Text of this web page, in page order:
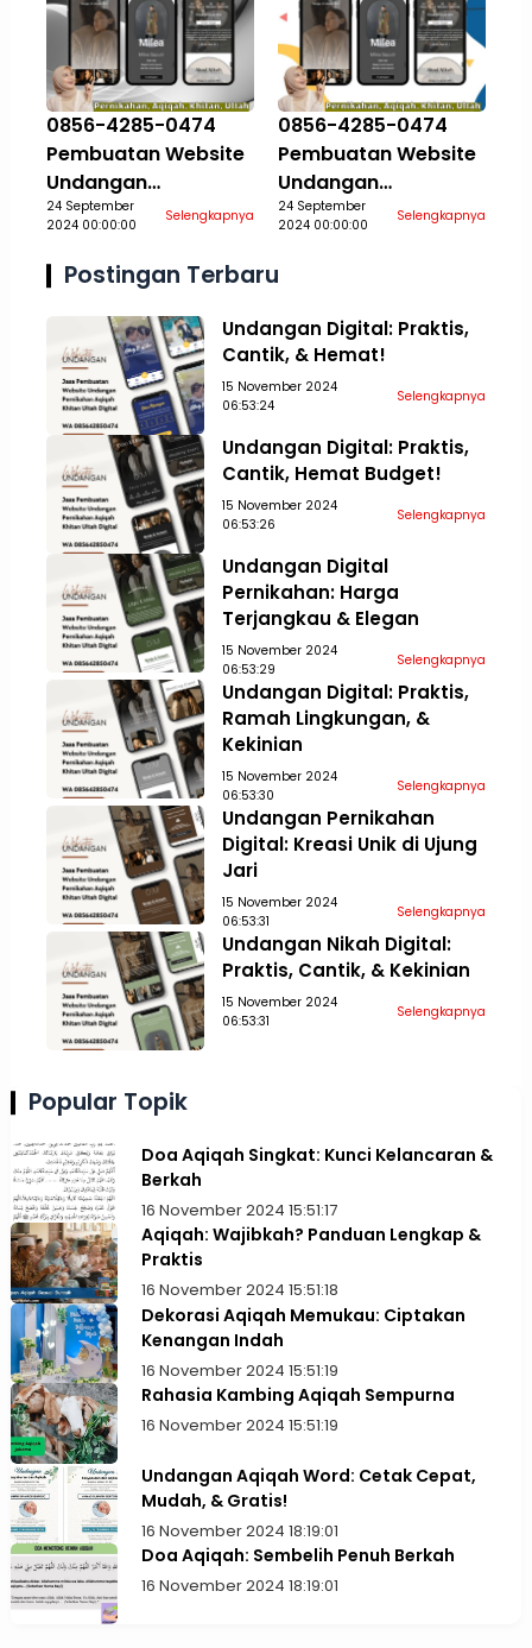
0856-4285-0474
Pembuatan Website
Undangan
Pernikahan Aqiqah
Aceh Tamiang
24 September
2024 00:00:00
Selengkapnya
0856-4285-0474
Pembuatan Website
Undangan
Pernikahan Aqiqah
Aceh Tengah
24 September
2024 00:00:00
Selengkapnya
Postingan Terbaru
Undangan Digital: Praktis,
Cantik, & Hemat!
15 November 2024
06:53:24
Selengkapnya
Undangan Digital: Praktis,
Cantik, Hemat Budget!
15 November 2024
06:53:26
Selengkapnya
Undangan Digital
Pernikahan: Harga
Terjangkau & Elegan
15 November 2024
06:53:29
Selengkapnya
Undangan Digital: Praktis,
Ramah Lingkungan, &
Kekinian
15 November 2024
06:53:30
Selengkapnya
Undangan Pernikahan
Digital: Kreasi Unik di Ujung
Jari
15 November 2024
06:53:31
Selengkapnya
Undangan Nikah Digital:
Praktis, Cantik, & Kekinian
15 November 2024
06:53:31
Selengkapnya
Popular Topik
Doa Aqiqah Singkat: Kunci Kelancaran &
Berkah
16 November 2024 15:51:17
Aqiqah: Wajibkah? Panduan Lengkap &
Praktis
16 November 2024 15:51:18
Dekorasi Aqiqah Memukau: Ciptakan
Kenangan Indah
16 November 2024 15:51:19
Rahasia Kambing Aqiqah Sempurna
16 November 2024 15:51:19
Undangan Aqiqah Word: Cetak Cepat,
Mudah, & Gratis!
16 November 2024 18:19:01
Doa Aqiqah: Sembelih Penuh Berkah
16 November 2024 18:19:01